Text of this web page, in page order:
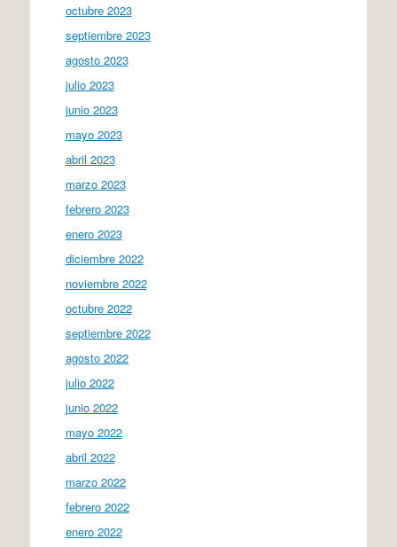
octubre 2023
septiembre 2023
agosto 2023
julio 2023
junio 2023
mayo 2023
abril 2023
marzo 2023
febrero 2023
enero 2023
diciembre 2022
noviembre 2022
octubre 2022
septiembre 2022
agosto 2022
julio 2022
junio 2022
mayo 2022
abril 2022
marzo 2022
febrero 2022
enero 2022